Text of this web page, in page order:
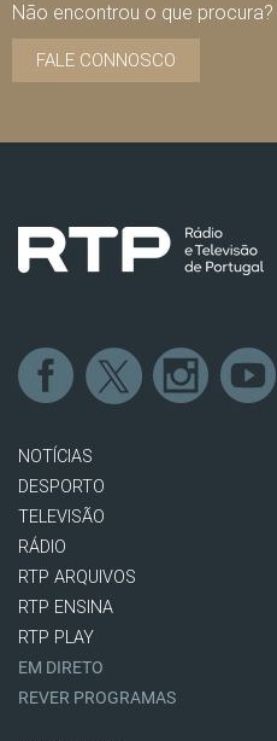
Não encontrou o que procura?
FALE CONNOSCO
NOTÍCIAS
DESPORTO
TELEVISÃO
RÁDIO
RTP ARQUIVOS
RTP ENSINA
RTP PLAY
EM DIRETO
REVER PROGRAMAS